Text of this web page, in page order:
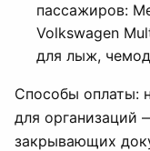
пассажиров:
Volkswagen
для лыж,
Способы оплаты:
для организаций
закрывающих